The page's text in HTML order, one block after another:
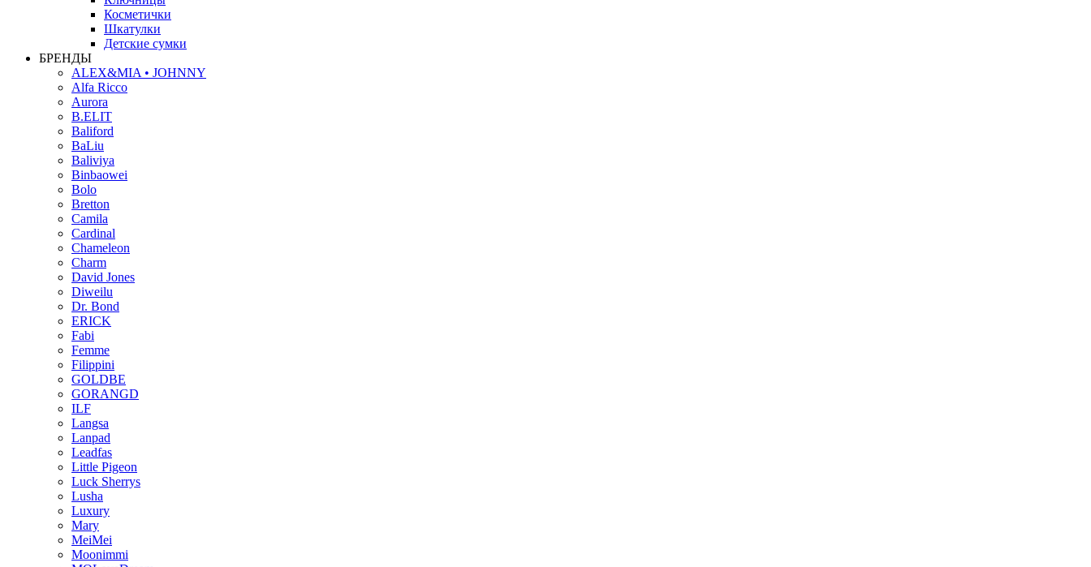
Косметички
Шкатулки
Детские сумки
БРЕНДЫ
ALEX&MIA • JOHNNY
Alfa Ricco
Aurora
B.ELIT
Baliford
BaLiu
Baliviya
Binbaowei
Bolo
Bretton
Camila
Cardinal
Chameleon
Charm
David Jones
Diweilu
Dr. Bond
ERICK
Fabi
Femme
Filippini
GOLDBE
GORANGD
ILF
Langsa
Lanpad
Leadfas
Little Pigeon
Luck Sherrys
Lusha
Luxury
Mary
MeiMei
Moonimmi